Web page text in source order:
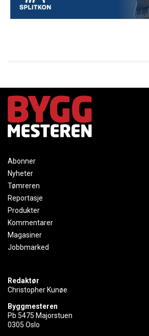
Abonner
Nyheter
Tømreren
Reportasje
Produkter
Kommentarer
Magasiner
Jobbmarked
Redaktør
Christopher Kunøe
Byggmesteren
Pb 5475 Majorstuen
0305 Oslo